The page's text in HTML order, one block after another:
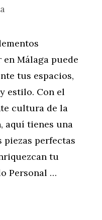
Málaga puede
tus espacios,
estilo. Con el
cultura de la
aquí tienes una
perfectas
tu
Personal …